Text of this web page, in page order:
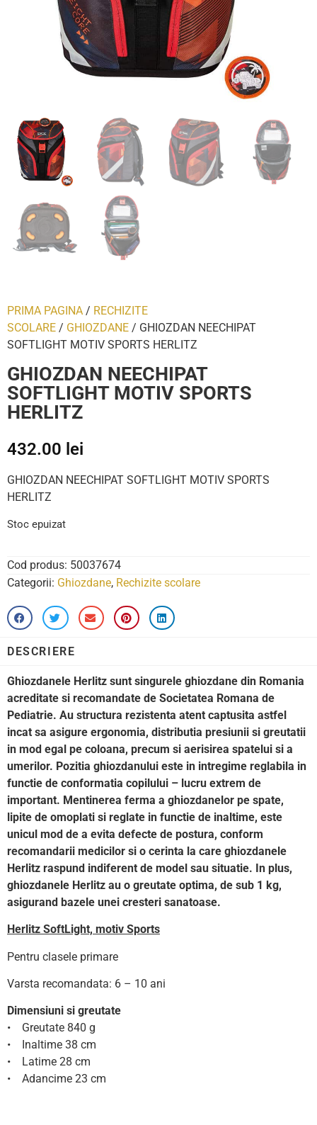
PRIMA PAGINA / RECHIZITE
SCOLARE / GHIOZDANE / GHIOZDAN NEECHIPAT
SOFTLIGHT MOTIV SPORTS HERLITZ
GHIOZDAN NEECHIPAT
SOFTLIGHT MOTIV SPORTS
HERLITZ
432.00 lei
GHIOZDAN NEECHIPAT SOFTLIGHT MOTIV SPORTS
HERLITZ
Stoc epuizat
Cod produs: 50037674
Categorii: Ghiozdane, Rechizite scolare
DESCRIERE
Ghiozdanele Herlitz sunt singurele ghiozdane din Romania
acreditate si recomandate de Societatea Romana de
Pediatrie. Au structura rezistenta atent captusita astfel
incat sa asigure ergonomia, distributia presiunii si greutatii
in mod egal pe coloana, precum si aerisirea spatelui si a
umerilor. Pozitia ghiozdanului este in intregime reglabila in
functie de conformatia copilului – lucru extrem de
important. Mentinerea ferma a ghiozdanelor pe spate,
lipite de omoplati si reglate in functie de inaltime, este
unicul mod de a evita defecte de postura, conform
recomandarii medicilor si o cerinta la care ghiozdanele
Herlitz raspund indiferent de model sau situatie. In plus,
ghiozdanele Herlitz au o greutate optima, de sub 1 kg,
asigurand bazele unei cresteri sanatoase.
Herlitz SoftLight, motiv Sports
Pentru clasele primare
Varsta recomandata: 6 – 10 ani
Dimensiuni si greutate
• Greutate 840 g
• Inaltime 38 cm
• Latime 28 cm
• Adancime 23 cm